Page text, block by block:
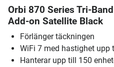
Orbi 870 Series Tri-
Add-on Satellite Black
Förlänger täckningen
WiFi 7 med hastighet upp
Hanterar upp till 150